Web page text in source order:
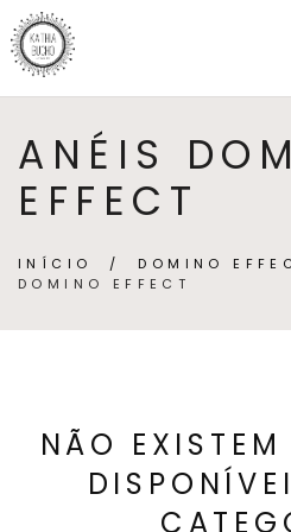
ANÉIS
EFFECT
INÍCIO / DOMINO
DOMINO EFFECT
NÃO